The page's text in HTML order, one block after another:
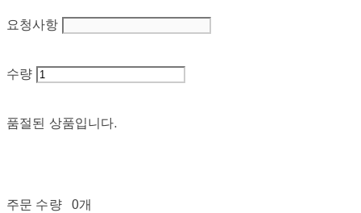
요청사항
수량
품절된 상품입니다.
주문 수량
0개